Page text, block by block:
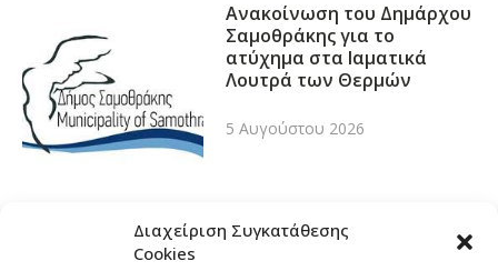
Διαχείριση Συγκατάθεσης
Cookies
Ανακοίνωση του Δημάρχου
Σαμοθράκης για το
ατύχημα στα Ιαματικά
Λουτρά των Θερμών
5 Αυγούστου 2026